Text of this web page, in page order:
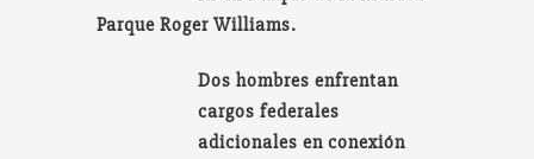
Parque Roger Williams.
Dos hombres enfrentan
cargos federales
adicionales en conexión